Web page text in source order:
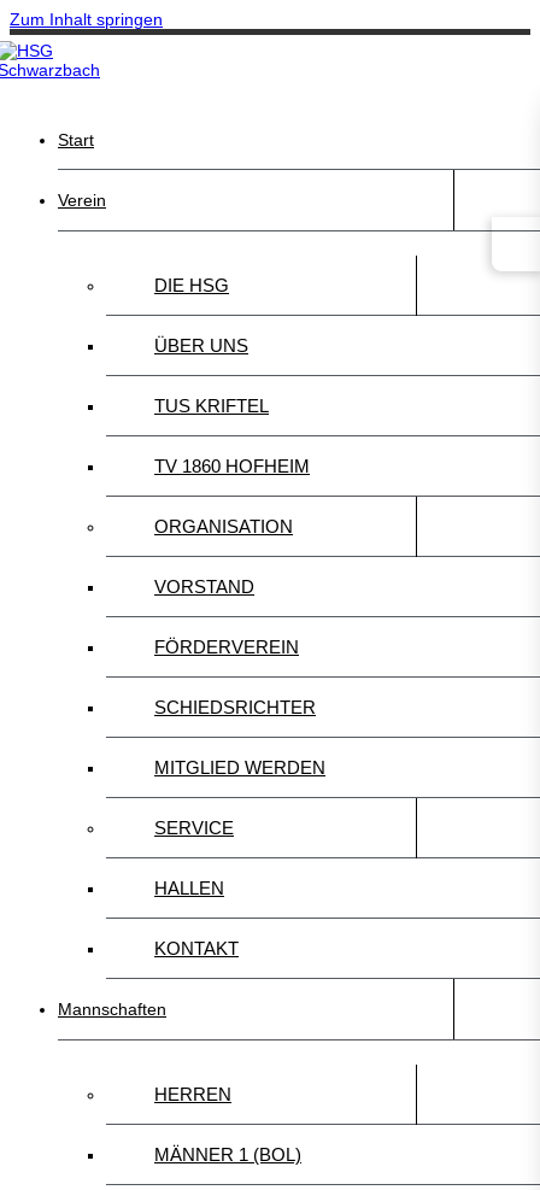
Zum Inhalt springen
Start
Verein
DIE HSG
ÜBER UNS
TUS KRIFTEL
TV 1860 HOFHEIM
ORGANISATION
VORSTAND
FÖRDERVEREIN
SCHIEDSRICHTER
MITGLIED WERDEN
SERVICE
HALLEN
KONTAKT
Mannschaften
HERREN
MÄNNER 1 (BOL)